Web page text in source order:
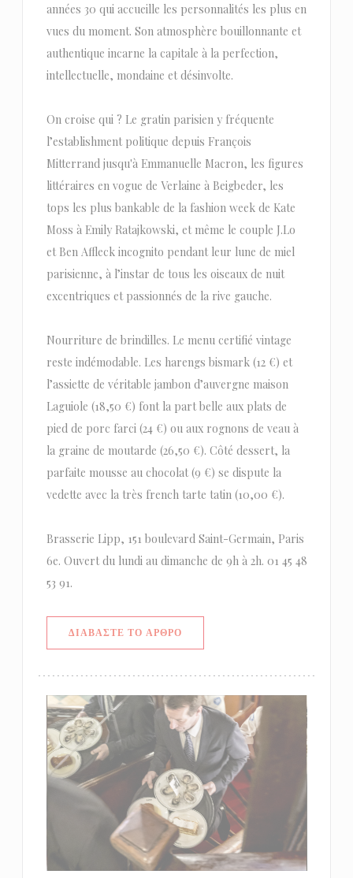
années 30 qui accueille les personnalités les plus en
vues du moment. Son atmosphère bouillonnante et
authentique incarne la capitale à la perfection,
intellectuelle, mondaine et désinvolte.
On croise qui ? Le gratin parisien y fréquente
l’establishment politique depuis François
Mitterrand jusqu'à Emmanuelle Macron, les figures
littéraires en vogue de Verlaine à Beigbeder, les
tops les plus bankable de la fashion week de Kate
Moss à Emily Ratajkowski, et même le couple J.Lo
et Ben Affleck incognito pendant leur lune de miel
parisienne, à l’instar de tous les oiseaux de nuit
excentriques et passionnés de la rive gauche.
Nourriture de brindilles. Le menu certifié vintage
reste indémodable. Les harengs bismark (12 €) et
l’assiette de véritable jambon d’auvergne maison
Laguiole (18,50 €) font la part belle aux plats de
pied de porc farci (24 €) ou aux rognons de veau à
la graine de moutarde (26,50 €). Côté dessert, la
parfaite mousse au chocolat (9 €) se dispute la
vedette avec la très french tarte tatin (10,00 €).
Brasserie Lipp, 151 boulevard Saint-Germain, Paris
6e. Ouvert du lundi au dimanche de 9h à 2h. 01 45 48
53 91.
ΔΙΑΒΆΣΤΕ ΤΟ ΆΡΘΡΟ((ΑΝΟΊΓΕΙ ΣΕ ΝΈΟ ΠΑΡΆΘΥΡΟ))